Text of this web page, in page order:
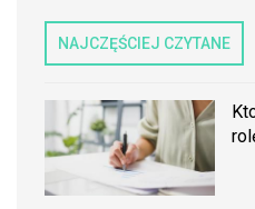
NAJCZĘŚCIEJ CZYTANE